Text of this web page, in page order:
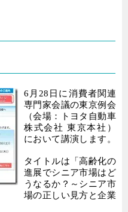
6 月 28 日に 消費者関連
専門家会議の東京例会
（会場：トヨタ自動車
株式会社 東京本社）
において講演します。
タイトルは「高齢化の
進展でシニア市場はど
うなるか？～シニア市
場の正しい見方と企業